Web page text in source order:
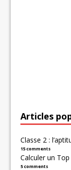
Articles
Classe 2 :
15 comments
Calculer un
5 comments